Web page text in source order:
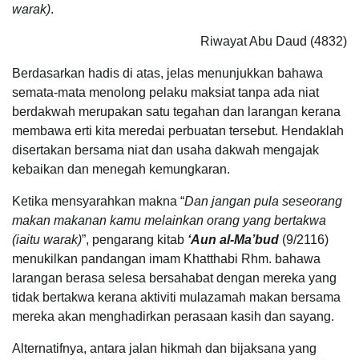
warak).
Riwayat Abu Daud (4832)
Berdasarkan hadis di atas, jelas menunjukkan bahawa
semata-mata menolong pelaku maksiat tanpa ada niat
berdakwah merupakan satu tegahan dan larangan kerana
membawa erti kita meredai perbuatan tersebut. Hendaklah
disertakan bersama niat dan usaha dakwah mengajak
kebaikan dan menegah kemungkaran.
Ketika mensyarahkan makna “Dan jangan pula seseorang
makan makanan kamu melainkan orang yang bertakwa
(iaitu warak)”, pengarang kitab ‘Aun al-Ma’bud (9/2116)
menukilkan pandangan imam Khatthabi Rhm. bahawa
larangan berasa selesa bersahabat dengan mereka yang
tidak bertakwa kerana aktiviti mulazamah makan bersama
mereka akan menghadirkan perasaan kasih dan sayang.
Alternatifnya, antara jalan hikmah dan bijaksana yang